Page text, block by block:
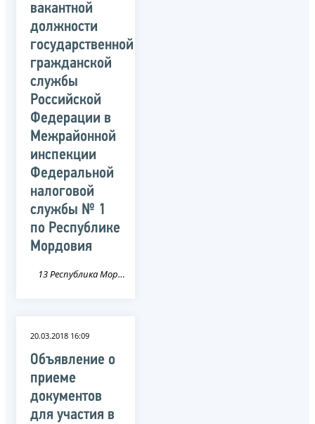
вакантной
должности
государственной
гражданской
службы
Российской
Федерации в
Межрайонной
инспекции
Федеральной
налоговой
службы № 1
по Республике
Мордовия
13 Республика Мордовия
20.03.2018 16:09
Объявление о
приеме
документов
для участия в